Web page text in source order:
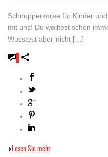
Schnupperkurse für Kinder
mit uns! Du wolltest schon
Wusstest aber nicht […]
Lesen Sie mehr